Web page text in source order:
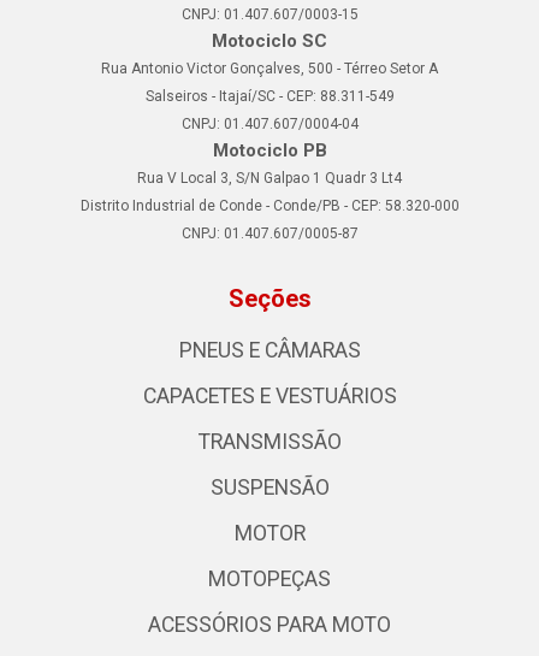
CNPJ: 01.407.607/0003-15
Motociclo SC
Rua Antonio Victor Gonçalves, 500 - Térreo Setor A
Salseiros - Itajaí/SC - CEP: 88.311-549
CNPJ: 01.407.607/0004-04
Motociclo PB
Rua V Local 3, S/N Galpao 1 Quadr 3 Lt4
Distrito Industrial de Conde - Conde/PB - CEP: 58.320-000
CNPJ: 01.407.607/0005-87
Seções
PNEUS E CÂMARAS
CAPACETES E VESTUÁRIOS
TRANSMISSÃO
SUSPENSÃO
MOTOR
MOTOPEÇAS
ACESSÓRIOS PARA MOTO